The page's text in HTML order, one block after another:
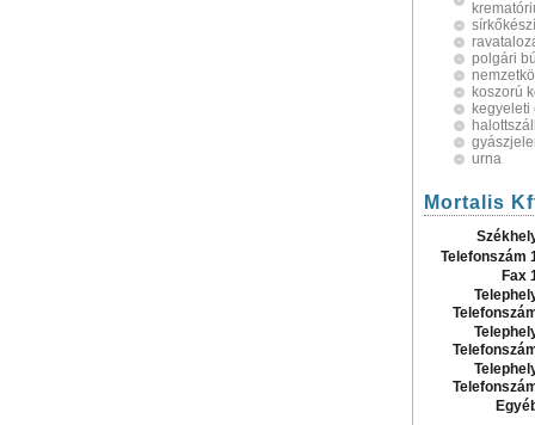
polgári
koszorú
kegyeleti
urna
Mortalis
Telefonszám
Fax